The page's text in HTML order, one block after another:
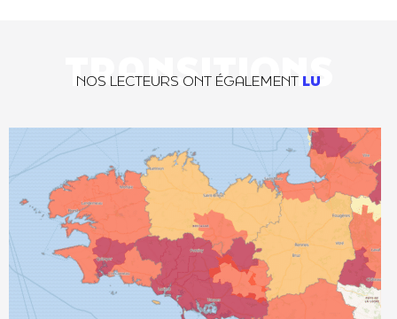
TRANSITIONS
NOS LECTEURS ONT ÉGALEMENT LU